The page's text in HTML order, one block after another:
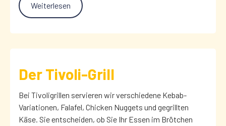
Weiterlesen
Der Tivoli-Grill
Bei Tivoligrillen servieren wir verschiedene Kebab-
Variationen, Falafel, Chicken Nuggets und gegrillten
Käse. Sie entscheiden, ob Sie Ihr Essen im Brötchen